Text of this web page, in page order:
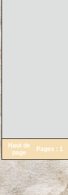
Haut de
page
Pages : 1